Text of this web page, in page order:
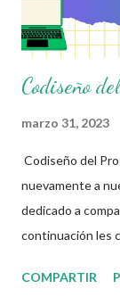
Codiseño
marzo 31, 2023
Codiseño del
nuevamente a
dedicado a
continuación les
nueva propuesta
COMPARTIR